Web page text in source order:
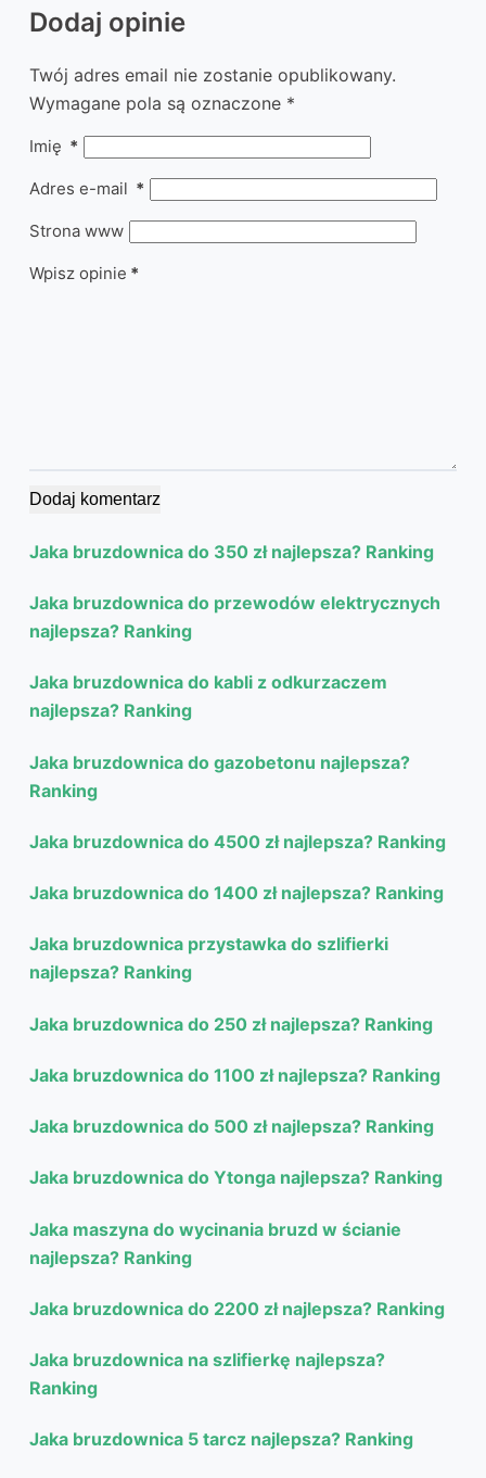
Dodaj opinie
Twój adres email nie zostanie opublikowany.
Wymagane pola są oznaczone *
Imię *
Adres e-mail *
Strona www
Wpisz opinie *
Dodaj komentarz
Jaka bruzdownica do 350 zł najlepsza? Ranking
Jaka bruzdownica do przewodów elektrycznych
najlepsza? Ranking
Jaka bruzdownica do kabli z odkurzaczem
najlepsza? Ranking
Jaka bruzdownica do gazobetonu najlepsza?
Ranking
Jaka bruzdownica do 4500 zł najlepsza? Ranking
Jaka bruzdownica do 1400 zł najlepsza? Ranking
Jaka bruzdownica przystawka do szlifierki
najlepsza? Ranking
Jaka bruzdownica do 250 zł najlepsza? Ranking
Jaka bruzdownica do 1100 zł najlepsza? Ranking
Jaka bruzdownica do 500 zł najlepsza? Ranking
Jaka bruzdownica do Ytonga najlepsza? Ranking
Jaka maszyna do wycinania bruzd w ścianie
najlepsza? Ranking
Jaka bruzdownica do 2200 zł najlepsza? Ranking
Jaka bruzdownica na szlifierkę najlepsza?
Ranking
Jaka bruzdownica 5 tarcz najlepsza? Ranking